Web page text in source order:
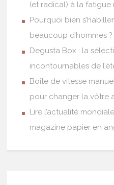
(et radical) à la fatigue
Pourquoi bien
beaucoup d’hommes ?
Degusta Box : la
incontournables de
Boîte de vitesse
pour changer la vôtre
Lire l’actualité
magazine papier en